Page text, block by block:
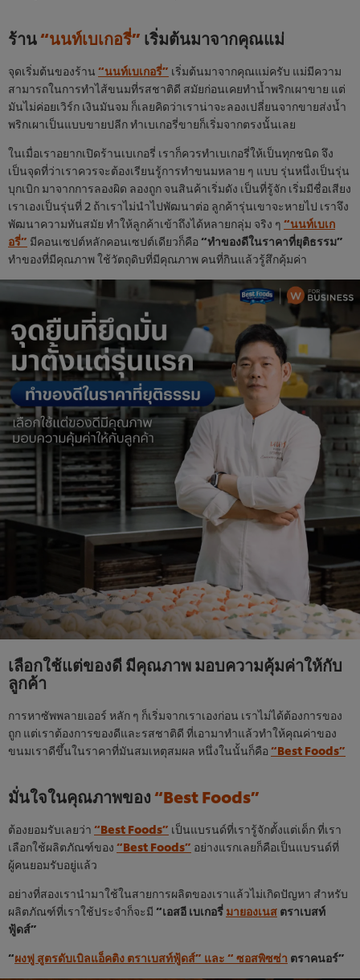
ร้าน“นนท์เบเกอรี่” เริ่มต้นมาจากคุณแม่
จุดเริ่มต้นของร้าน “นนท์เบเกอรี่” เริ่มต้นมาจากคุณแม่ครับ แม่มีความ
สามารถในการทำไส้ขนมที่รสชาติดี สมัยก่อนเคยทำน้ำพริกเผาขาย แต่
มันไม่ค่อยเวิร์ก เงินมันจม ก็เลยคิดว่าเราน่าจะลองเปลี่ยนจากขายส่งน้ำ
พริกเผาเป็นแบบขายปลีก ทำเบเกอรี่ขายก็เริ่มจากตรงนั้นเลย
ในเมื่อเราอยากเปิดร้านเบเกอรี่ เราก็ควรทำเบเกอรี่ให้เป็นทุกชนิด จึง
เป็นจุดที่ว่าเราควรจะต้องเรียนรู้การทำขนมหลาย ๆ แบบ รุ่นหนึ่งเป็นรุ่น
บุกเบิก มาจากการลองผิด ลองถูก จนสินค้าเริ่มดัง เป็นที่รู้จัก เริ่มมีชื่อเสียง
เราเองเป็นรุ่นที่ 2 ถ้าเราไม่นำไปพัฒนาต่อ ลูกค้ารุ่นเขาจะหายไป เราจึง
พัฒนาความทันสมัย ทำให้ลูกค้าเข้าถึงได้หลายกลุ่ม จริง ๆ “นนท์เบเก
อรี่” มีคอนเซปต์หลักคอนเซปต์เดียวก็คือ “ทำของดีในราคาที่ยุติธรรม”
ทำของที่มีคุณภาพ ใช้วัตถุดิบที่มีคุณภาพ คนที่กินแล้วรู้สึกคุ้มค่า
เลือกใช้แต่ของดี มีคุณภาพ มอบความคุ้มค่าให้กับ
ลูกค้า
การหาซัพพลายเออร์ หลัก ๆ ก็เริ่มจากเราเองก่อน เราไม่ได้ต้องการของ
ถูก แต่เราต้องการของดีและรสชาติดี ที่เอามาทำแล้วทำให้คุณค่าของ
ขนมเราดีขึ้นในราคาที่มันสมเหตุสมผล หนึ่งในนั้นก็คือ “Best Foods”
มั่นใจในคุณภาพของ“Best Foods”
ต้องยอมรับเลยว่า “Best Foods” เป็นแบรนด์ที่เรารู้จักตั้งแต่เด็ก ที่เรา
เลือกใช้ผลิตภัณฑ์ของ “Best Foods” อย่างแรกเลยก็คือเป็นแบรนด์ที่
ผู้คนยอมรับอยู่แล้ว
อย่างที่สองเรานำมาใช้ในสายการผลิตของเราแล้วไม่เกิดปัญหา สำหรับ
ผลิตภัณฑ์ที่เราใช้ประจำก็จะมี “เอสอี เบเกอรี่ มายองเนส ตราเบสท์
ฟู้ดส์”
“ผงฟู สูตรดับเบิลแอ็คติง ตราเบสท์ฟู้ดส์” และ “ ซอสพิซซ่า ตราคนอร์”